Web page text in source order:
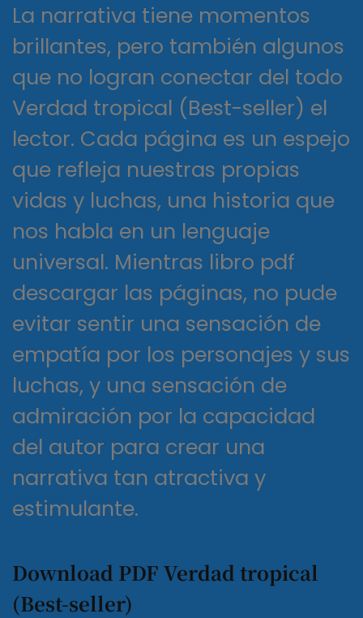
La narrativa tiene momentos
brillantes, pero también algunos
que no logran conectar del todo
Verdad tropical (Best-seller) el
lector. Cada página es un espejo
que refleja nuestras propias
vidas y luchas, una historia que
nos habla en un lenguaje
universal. Mientras libro pdf
descargar las páginas, no pude
evitar sentir una sensación de
empatía por los personajes y sus
luchas, y una sensación de
admiración por la capacidad
del autor para crear una
narrativa tan atractiva y
estimulante.
Download PDF Verdad tropical
(Best-seller)